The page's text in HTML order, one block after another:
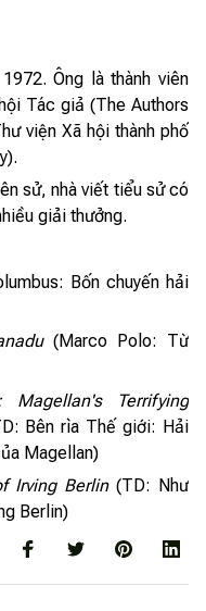
Ông là thành viên
Tác giả (The Authors
viện Xã hội thành phố
sử, nhà viết tiểu sử có
giải thưởng.
Bốn chuyến hải
(Marco Polo: Từ
Terrifying
Bên rìa Thế giới: Hải
Magellan)
Irving Berlin(TD: Như
Berlin)